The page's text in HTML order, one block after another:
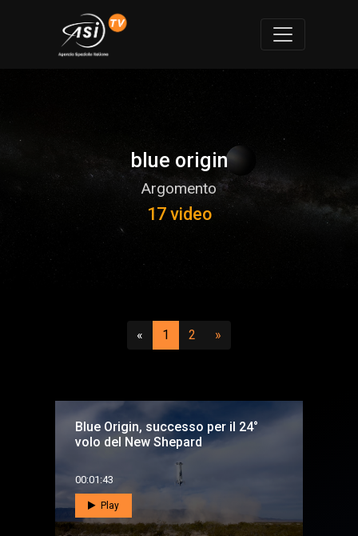
blue origin
Argomento
17 video
« Precedente
1 (attuale)
2 (vai a pagina 2)
»
Blue Origin, successo per il 24°
volo del New Shepard
00:01:43
Play